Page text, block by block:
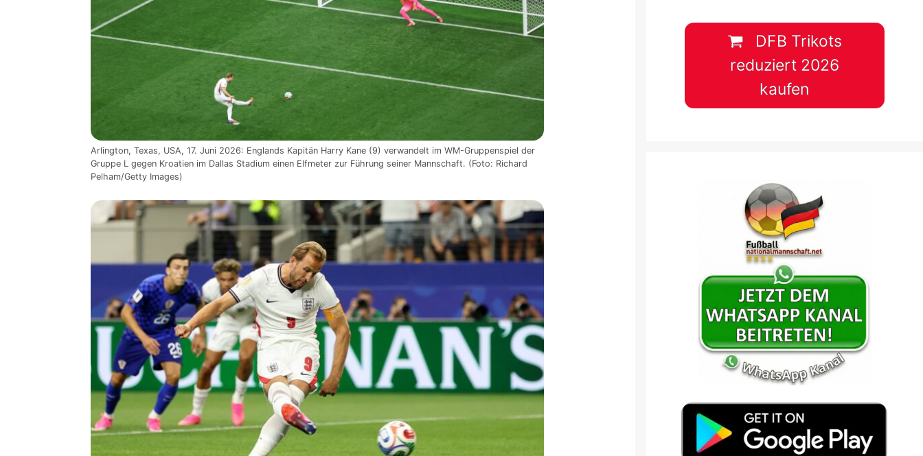
Arlington, Texas, USA, 17. Juni 2026: Englands Kapitän Harry Kane (9) verwandelt im WM-Gruppenspiel der
Gruppe L gegen Kroatien im Dallas Stadium einen Elfmeter zur Führung seiner Mannschaft. (Foto: Richard
Pelham/Getty Images)
DFB Trikots
reduziert 2026
kaufen